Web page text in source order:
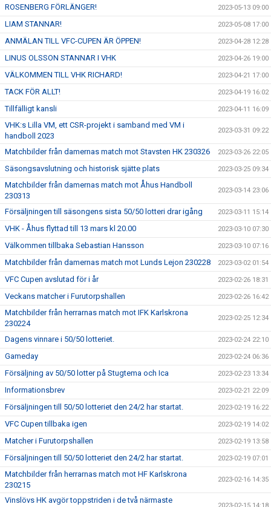
ROSENBERG FÖRLÄNGER! 2023-05-13 09:00
LIAM STANNAR! 2023-05-08 17:00
ANMÄLAN TILL VFC-CUPEN ÄR ÖPPEN! 2023-04-28 12:28
LINUS OLSSON STANNAR I VHK 2023-04-26 19:00
VÄLKOMMEN TILL VHK RICHARD! 2023-04-21 17:00
TACK FÖR ALLT! 2023-04-19 16:02
Tillfälligt kansli 2023-04-11 16:09
VHK:s Lilla VM, ett CSR-projekt i samband med VM i
handboll 2023
2023-03-31 09:22
Matchbilder från damernas match mot Stavsten HK 230326 2023-03-26 22:05
Säsongsavslutning och historisk sjätte plats 2023-03-25 09:34
Matchbilder från damernas match mot Åhus Handboll
230313
2023-03-14 23:06
Försäljningen till säsongens sista 50/50 lotteri drar igång 2023-03-11 15:14
VHK - Åhus flyttad till 13 mars kl 20.00 2023-03-10 07:30
Välkommen tillbaka Sebastian Hansson 2023-03-10 07:16
Matchbilder från damernas match mot Lunds Lejon 230228 2023-03-02 01:54
VFC Cupen avslutad för i år 2023-02-26 18:31
Veckans matcher i Furutorpshallen 2023-02-26 16:42
Matchbilder från herrarnas match mot IFK Karlskrona
230224
2023-02-25 12:34
Dagens vinnare i 50/50 lotteriet. 2023-02-24 22:10
Gameday 2023-02-24 06:36
Försäljning av 50/50 lotter på Stugtema och Ica 2023-02-23 13:34
Informationsbrev 2023-02-21 22:09
Försäljningen till 50/50 lotteriet den 24/2 har startat. 2023-02-19 16:22
VFC Cupen tillbaka igen 2023-02-19 14:02
Matcher i Furutorpshallen 2023-02-19 13:58
Försäljningen till 50/50 lotteriet den 24/2 har startat. 2023-02-19 07:01
Matchbilder från herrarnas match mot HF Karlskrona
230215
2023-02-16 14:35
Vinslövs HK avgör toppstriden i de två närmaste
2023-02-15 14:18